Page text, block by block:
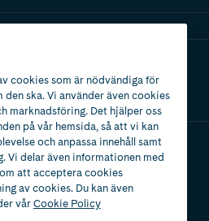
cookies som är nödvändiga för
den ska. Vi använder även cookies
marknadsföring. Det hjälper oss
på vår hemsida, så att vi kan
och anpassa innehåll samt
Vi delar även informationen med
att acceptera cookies
av cookies. Du kan även
vårCookie Policy